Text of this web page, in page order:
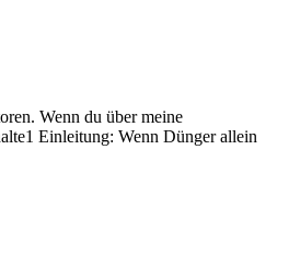
Wenn du über meine
Einleitung: Wenn Dünger allein